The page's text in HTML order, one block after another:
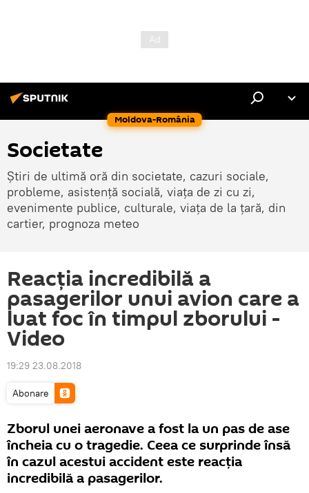
Moldova-România
Societate
Știri de ultimă oră din societate, cazuri sociale,
probleme, asistență socială, viața de zi cu zi,
evenimente publice, culturale, viața de la țară, din
cartier, prognoza meteo
Reacția incredibilă a
pasagerilor unui avion care a
luat foc în timpul zborului -
Video
19:29 23.08.2018
Abonare
Zborul unei aeronave a fost la un pas de ase
încheia cu o tragedie. Ceea ce surprinde însă
în cazul acestui accident este reacția
incredibilă a pasagerilor.